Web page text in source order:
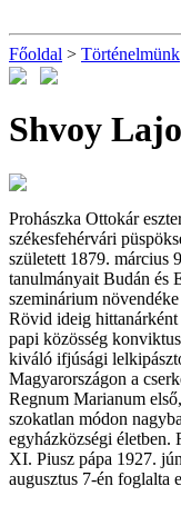
Főoldal > Történelmünk
Shvoy
Prohászka Ottokár
székesfehérvári
született 1879. március
tanulmányait Budán és
szeminárium
Rövid ideig
papi közösség
kiváló ifjúsági
Magyarországon a
Regnum Marianum
szokatlan módon
egyházközségi életben.
XI. Piusz pápa 1927.
augusztus 7-én foglalta